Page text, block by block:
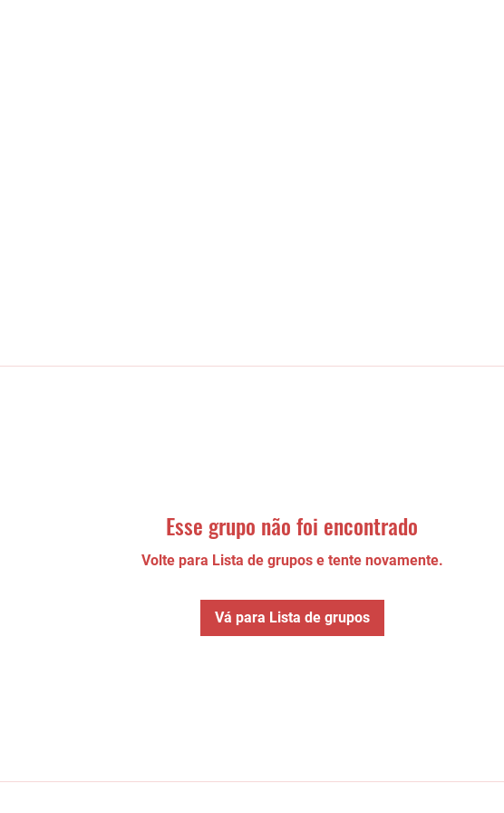
Esse grupo não foi encontrado
Volte para Lista de grupos e tente novamente.
Vá para Lista de grupos